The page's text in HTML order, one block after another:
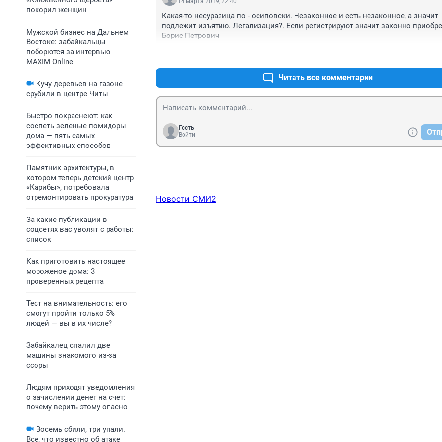
покорил женщин
Мужской бизнес на Дальнем
Востоке: забайкальцы
поборются за интервью
MAXIM Online
Кучу деревьев на газоне
срубили в центре Читы
Быстро покраснеют: как
соспеть зеленые помидоры
дома — пять самых
эффективных способов
Памятник архитектуры, в
котором теперь детский центр
«Карибы», потребовала
отремонтировать прокуратура
За какие публикации в
соцсетях вас уволят с работы:
список
Как приготовить настоящее
мороженое дома: 3
проверенных рецепта
Тест на внимательность: его
смогут пройти только 5%
людей — вы в их числе?
Забайкалец спалил две
машины знакомого из-за
ссоры
Людям приходят уведомления
о зачислении денег на счет:
почему верить этому опасно
Восемь сбили, три упали.
Все, что известно об атаке
14 марта 2019, 22:40
Какая-то несуразица по - осиповски. Незаконное и есть незаконное, а значит
подлежит изъятию. Легализация?. Если регистрируют значит законно
Борис Петрович
Читать все комментарии
Гость
Войти
Новости СМИ2